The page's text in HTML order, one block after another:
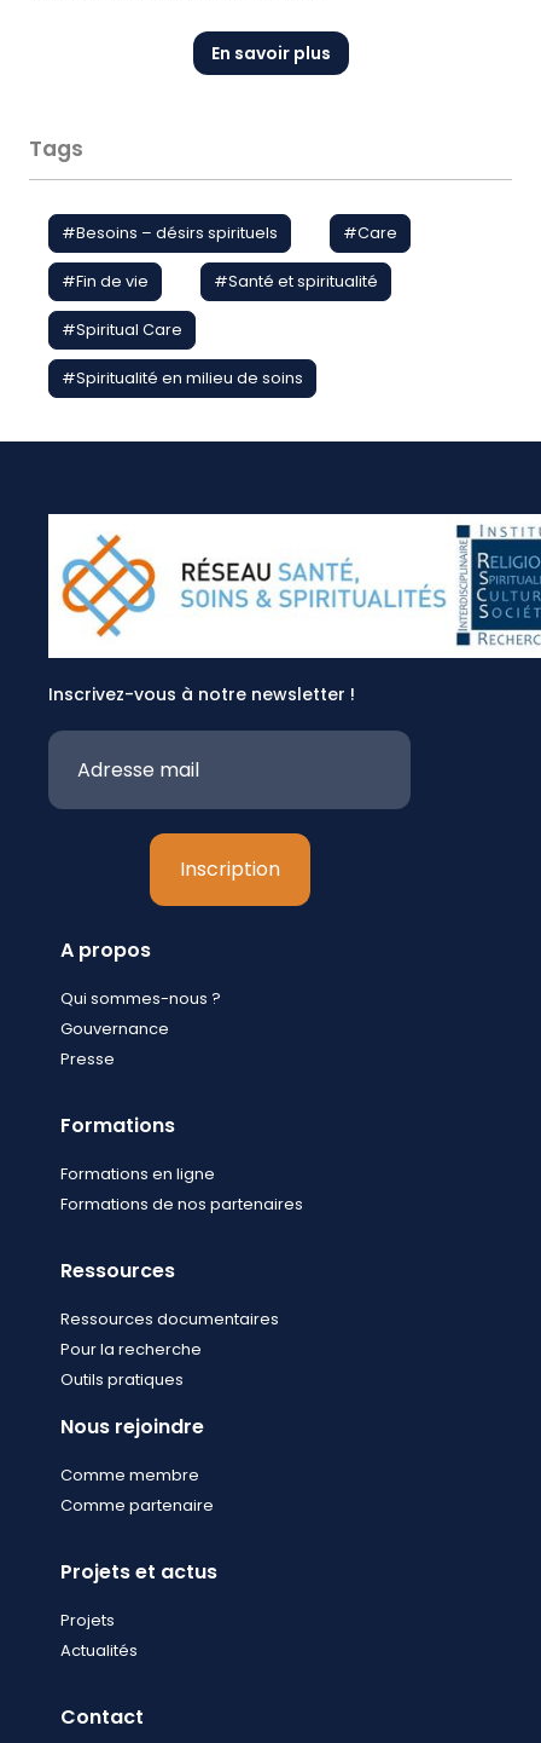
En savoir plus
Tags
#Besoins – désirs spirituels #Care
#Fin de vie #Santé et spiritualité
#Spiritual Care
#Spiritualité en milieu de soins
Inscrivez-vous à notre newsletter !
A propos
Qui sommes-nous ?
Gouvernance
Presse
Formations
Formations en ligne
Formations de nos partenaires
Ressources
Ressources documentaires
Pour la recherche
Outils pratiques
Nous rejoindre
Comme membre
Comme partenaire
Projets et actus
Projets
Actualités
Contact